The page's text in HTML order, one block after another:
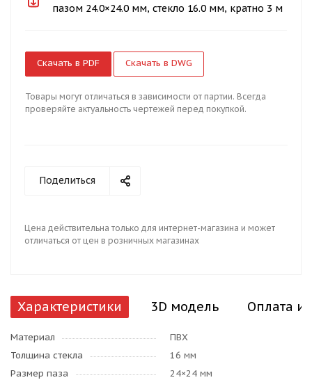
пазом 24.0×24.0 мм, стекло 16.0 мм, кратно 3 м
Скачать в PDF Скачать в DWG
Товары могут отличаться в зависимости от партии. Всегда
проверяйте актуальность чертежей перед покупкой.
Поделиться
Цена действительна только для интернет-магазина и может
отличаться от цен в розничных магазинах
Характеристики 3D модель Оплата и
Материал
ПВХ
Толщина стекла
16 мм
Размер паза
24×24 мм